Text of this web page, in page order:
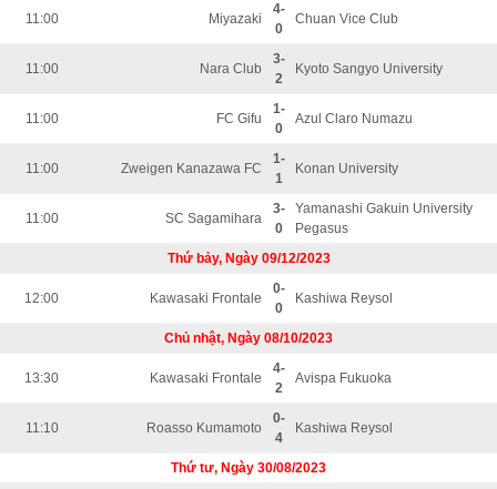
11:00 Miyazaki
4-
0
Chuan Vice Club
11:00 Nara Club
3-
2
Kyoto Sangyo University
11:00 FC Gifu
1-
0
Azul Claro Numazu
11:00 Zweigen Kanazawa FC
1-
1
Konan University
11:00 SC Sagamihara
3-
0
Yamanashi Gakuin University
Pegasus
Thứ bảy, Ngày 09/12/2023
12:00 Kawasaki Frontale
0-
0
Kashiwa Reysol
Chủ nhật, Ngày 08/10/2023
13:30 Kawasaki Frontale
4-
2
Avispa Fukuoka
11:10 Roasso Kumamoto
0-
4
Kashiwa Reysol
Thứ tư, Ngày 30/08/2023